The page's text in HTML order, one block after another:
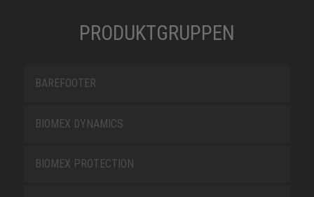
PRODUKTGRUPPEN
BAREFOOTER
BIOMEX DYNAMICS
BIOMEX PROTECTION